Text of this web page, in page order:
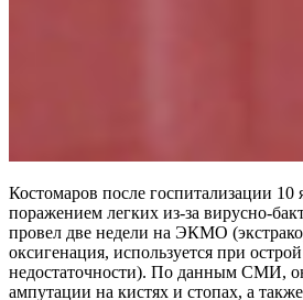
Костомаров после госпитализации 10
поражением легких из-за вирусно-
провел две недели на ЭКМО
оксигенация, используется при
недостаточности). По данным СМИ,
ампутации на кистях и стопах, а